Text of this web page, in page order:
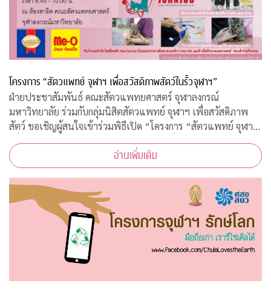
โครงการ “สัตวแพทย์ จุฬาฯ เพื่อสวัสดิภาพสัตว์ในรั้วจุฬาฯ”
ฝ่ายประชาสัมพันธ์ คณะสัตวแพทยศาสตร์ จุฬาลงกรณ์
มหาวิทยาลัย ร่วมกับกลุ่มนิสิตสัตวแพทย์ จุฬาฯ เพื่อสวัสดิภาพ
สัตว์ ขอเชิญผู้สนใจเข้าร่วมพิธีเปิด “โครงการ “สัตวแพทย์ จุฬาฯ
เพื่อสวัสดิภาพสัตว์ในรั้วจุฬาฯ” ในวันพุธที่ 5 สิงหาคม 2563
เวลา 08.45 – 10.00 น. ณ ห้ออ่านเพิ่มเติม